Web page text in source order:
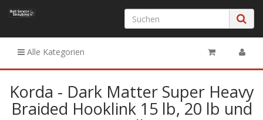
Alle Kategorien
Korda - Dark Matter Super Heavy
Braided Hooklink 15 lb, 20 lb und